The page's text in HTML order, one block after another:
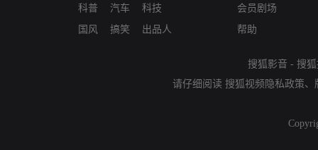
科普
国风
汽车
搞笑
科技
出品人
会员剧场
帮助
搜狐影音 - 搜
请仔细阅读 搜狐视频隐私政策、